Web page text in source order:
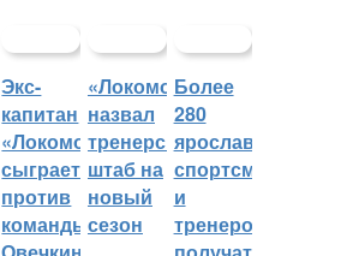
Экс-
капитан
«Локомотива»
сыграет
против
команды
«Локомотив»
назвал
тренерский
штаб на
новый
сезон
Более
280
ярославских
спортсменов
и
тренеров